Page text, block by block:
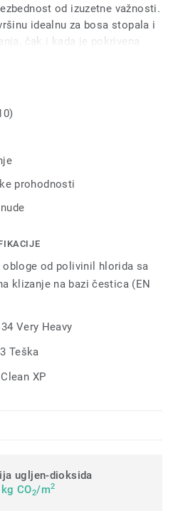
od izuzetne važnosti.
idealnu za bosa stopala i
čak i kada je pokrivena
se pod uvek održavao čistim,
16 boja su specijalno
proizvodima i dodacima
prohodnosti
obloge od polivinil hlorida sa
klizanje na bazi čestica (EN
34 Very Heavy
Teška
XP
ugljen-dioksida
CO2/m2